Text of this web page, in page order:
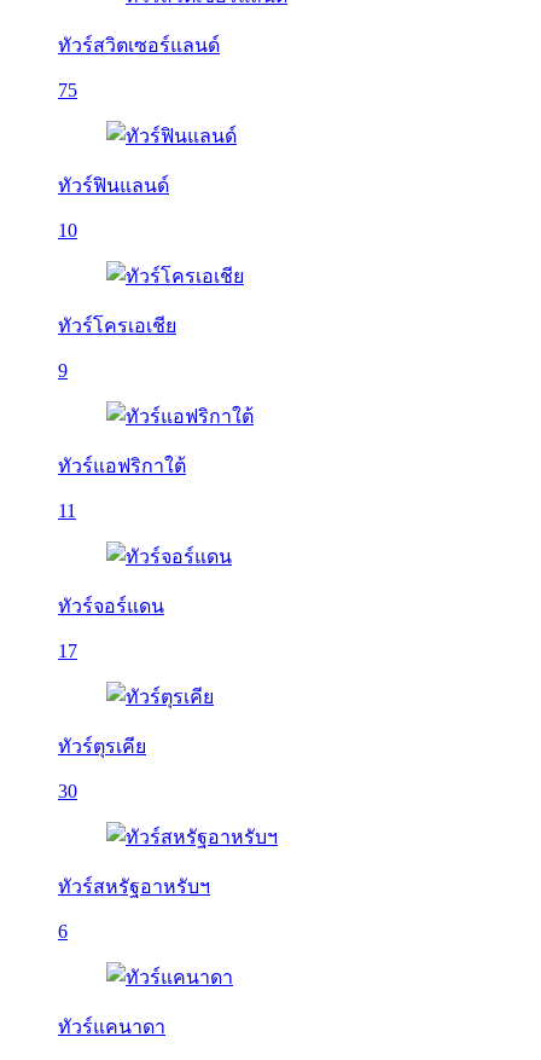
ทัวร์สวิตเซอร์แลนด์
75
ทัวร์ฟินแลนด์
10
ทัวร์โครเอเชีย
9
ทัวร์แอฟริกาใต้
11
ทัวร์จอร์แดน
17
ทัวร์ตุรเคีย
30
ทัวร์สหรัฐอาหรับฯ
6
ทัวร์แคนาดา